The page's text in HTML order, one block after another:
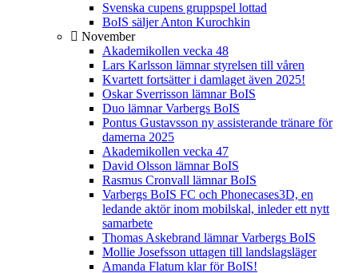
Svenska cupens gruppspel lottad
BoIS säljer Anton Kurochkin
November
Akademikollen vecka 48
Lars Karlsson lämnar styrelsen till våren
Kvartett fortsätter i damlaget även 2025!
Oskar Sverrisson lämnar BoIS
Duo lämnar Varbergs BoIS
Pontus Gustavsson ny assisterande tränare för
damerna 2025
Akademikollen vecka 47
David Olsson lämnar BoIS
Rasmus Cronvall lämnar BoIS
Varbergs BoIS FC och Phonecases3D, en
ledande aktör inom mobilskal, inleder ett nytt
samarbete
Thomas Askebrand lämnar Varbergs BoIS
Mollie Josefsson uttagen till landslagsläger
Amanda Flatum klar för BoIS!